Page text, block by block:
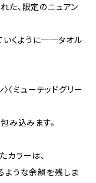
た、限定のニュアン
いくように──タオル
〈ミューテッドグリー
み込みます。
カラーは、
ような余韻を残しま